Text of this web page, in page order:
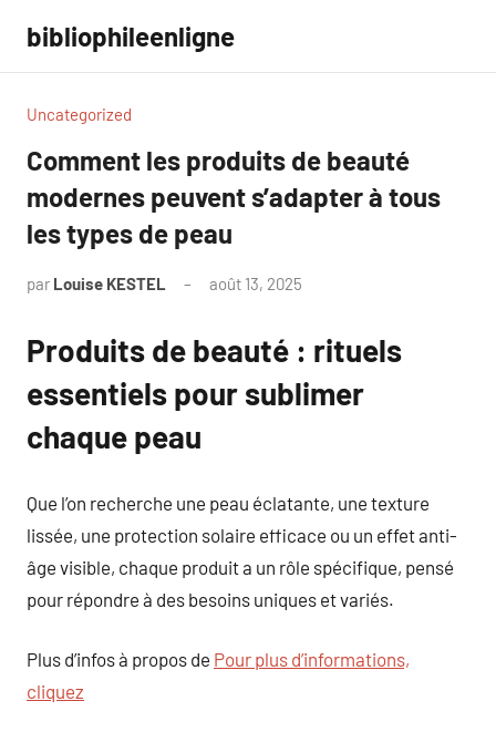
contenu
bibliophileenligne
Uncategorized
Comment les produits de beauté
modernes peuvent s’adapter à tous
les types de peau
par Louise KESTEL août 13, 2025
Produits de beauté : rituels
essentiels pour sublimer
chaque peau
Que l’on recherche une peau éclatante, une texture
lissée, une protection solaire efficace ou un effet anti-
âge visible, chaque produit a un rôle spécifique, pensé
pour répondre à des besoins uniques et variés.
Plus d’infos à propos de Pour plus d’informations,
cliquez